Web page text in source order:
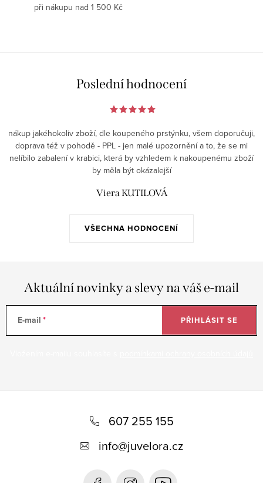
při nákupu nad 1 500 Kč
Poslední hodnocení
VŠECHNA HODNOCENÍ
nákup jakéhokoliv zboží, dle koupeného prstýnku, všem doporučuji,
doprava též v pohodě - PPL - jen malé upozornění a to, že se mi
nelíbilo zabalení v krabici, která by vzhledem k nakoupenému zboží
by měla být okázalejší
Viera KUTILOVÁ
Aktuální novinky a slevy na váš e-mail
E-mail PŘIHLÁSIT SE
607 255 155
info@juvelora.cz